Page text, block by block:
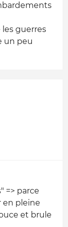
guerres
un peu
=> parce
en pleine
et brule